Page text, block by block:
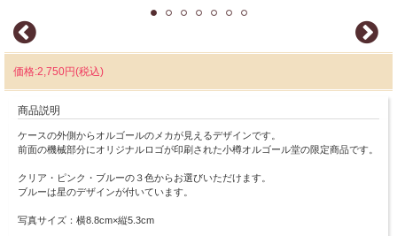
価格:2,750円(税込)
商品説明
ケースの外側からオルゴールのメカが見えるデザインです。
前面の機械部分にオリジナルロゴが印刷された小樽オルゴール堂の限定商品です。
クリア・ピンク・ブルーの３色からお選びいただけます。
ブルーは星のデザインが付いています。
写真サイズ：横8.8cm×縦5.3cm